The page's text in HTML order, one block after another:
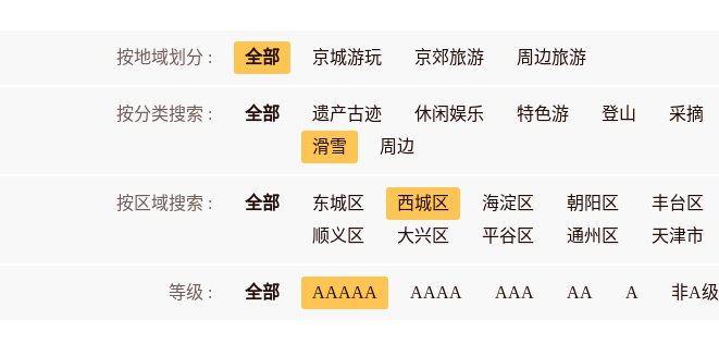
按地域划分 : 全部 京城游玩 京郊旅游 周边旅游
按分类搜索 : 全部 遗产古迹 休闲娱乐 特色游 登山 采摘
滑雪
周边
按区域搜索 : 全部 东城区 西城区 海淀区 朝阳区 丰台区
顺义区
大兴区 平谷区 通州区 天津市
等级 : 全部 AAAAA AAAA AAA AA A 非A级